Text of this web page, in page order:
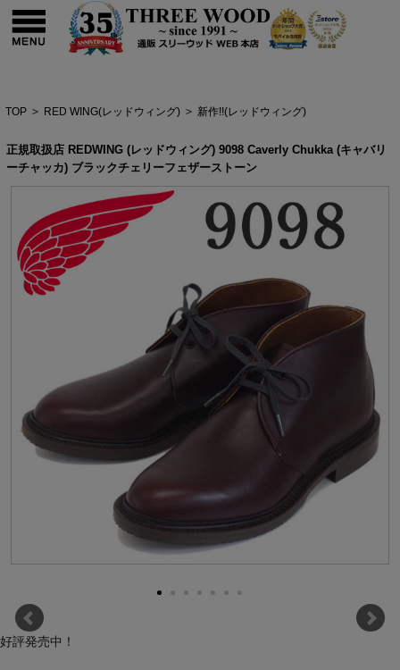
TOP > RED WING(レッドウィング) > 新作!!(レッドウィング)
正規取扱店 REDWING (レッドウィング) 9098 Caverly Chukka (キャバリ
ーチャッカ) ブラックチェリーフェザーストーン
好評発売中！